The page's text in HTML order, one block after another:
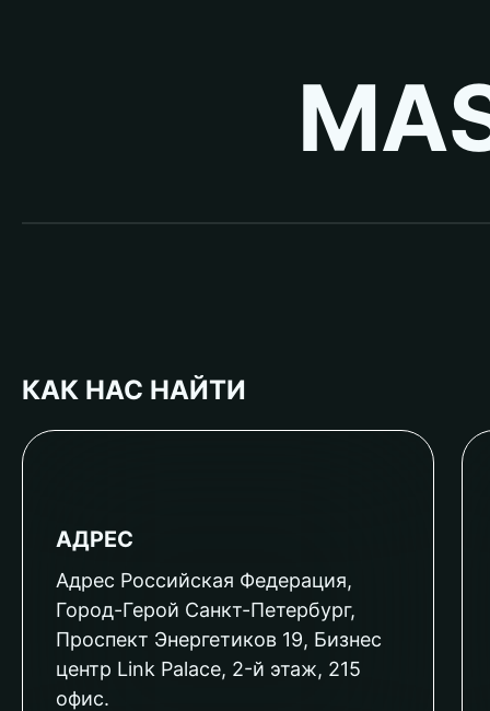
КАК НАС НАЙТИ
АДРЕС
Адрес Российская Федерация,
Город-Герой Санкт-Петербург,
Проспект Энергетиков 19, Бизнес
центр Link Palace, 2-й этаж, 215
офис.